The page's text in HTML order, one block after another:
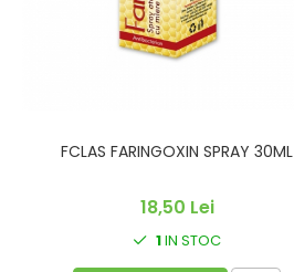
FCLAS FARINGOXIN SPRAY 30ML
18,50 Lei
1IN STOC